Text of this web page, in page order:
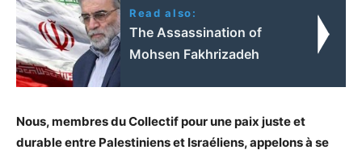
Read also:
The Assassination of
Mohsen Fakhrizadeh
Nous, membres du Collectif pour une paix juste et
durable entre Palestiniens et Israéliens, appelons à se